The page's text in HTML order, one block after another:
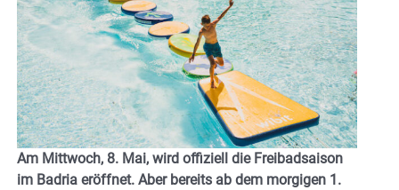
Am Mittwoch, 8. Mai, wird offiziell die Freibadsaison
im Badria eröffnet. Aber bereits ab dem morgigen 1.